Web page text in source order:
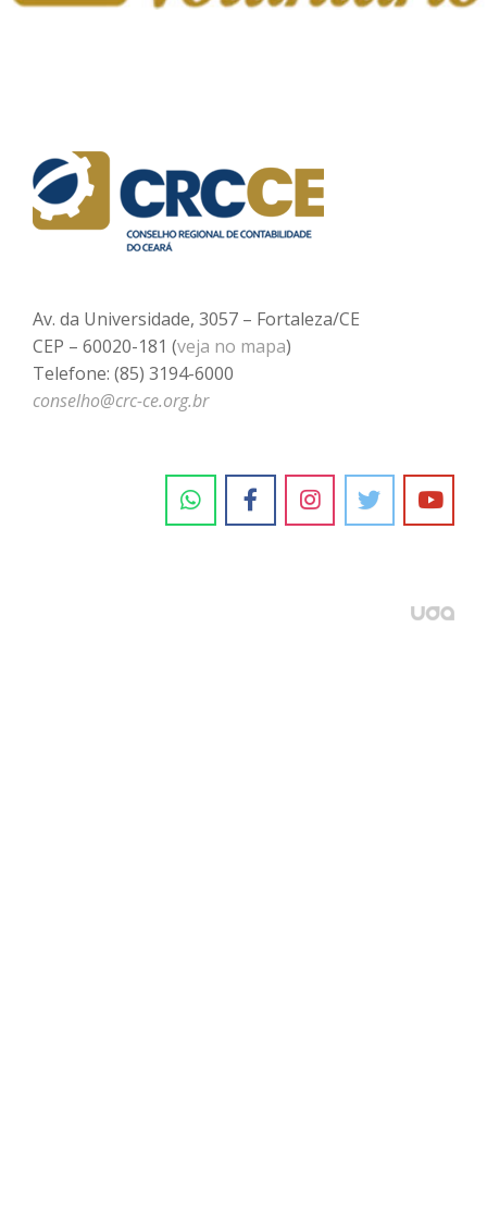
Av. da Universidade, 3057 – Fortaleza/CE
CEP – 60020-181 (veja no mapa)
Telefone: (85) 3194-6000
conselho@crc-ce.org.br